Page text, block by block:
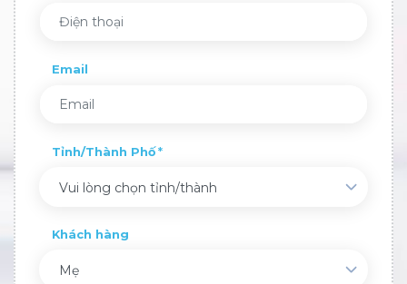
Email
Tỉnh/Thành Phố
Vui lòng chọn tỉnh/thành
Khách hàng
Mẹ